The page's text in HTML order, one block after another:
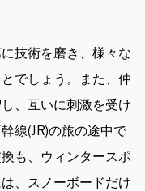
技術を磨き、様々な
でしょう。また、仲
、互いに刺激を受け
線(JR)の旅の途中で
も、ウィンタースポ
、スノーボードだけ